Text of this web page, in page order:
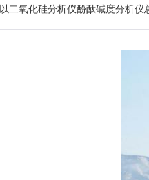
以二氧化硅分析仪酚酞碱度分析